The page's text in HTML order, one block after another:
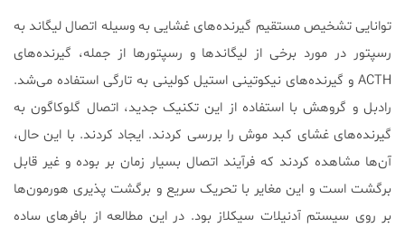
توانایی تشخیص مستقیم گیرنده‌های غشایی به وسیله اتصال لیگاند به
رسپتور در مورد برخی از لیگاندها و رسپتورها از جمله، گیرنده‌های
ACTH و گیرنده‌های نیکوتینی استیل کولینی به تارگی استفاده می‌شد.
رادبل و گروهش با استفاده از این تکنیک جدید، اتصال گلوکاگون به
گیرنده‌های غشای کبد موش را بررسی کردند. ایجاد کردند. با این حال،
آن‌ها مشاهده کردند که فرآیند اتصال بسیار زمان بر بوده و غیر قابل
برگشت است و این مغایر با تحریک سریع و برگشت پذیری هورمون‌ها
بر روی سیستم آدنیلات سیکلاز بود. در این مطالعه از بافر‌های ساده